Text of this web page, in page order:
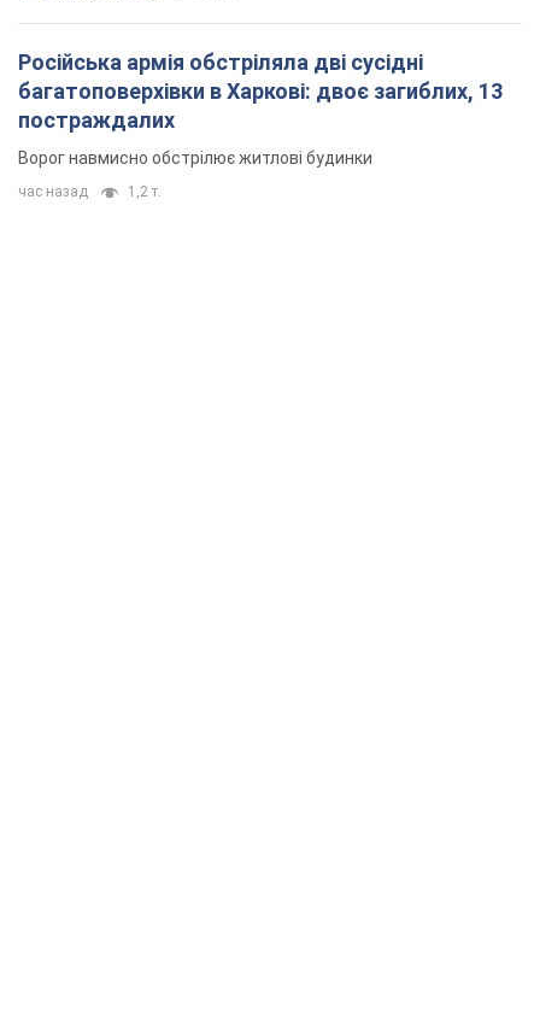
Російська армія обстріляла дві сусідні
багатоповерхівки в Харкові: двоє загиблих, 13
постраждалих
Ворог навмисно обстрілює житлові будинки
час назад 1,2 т.